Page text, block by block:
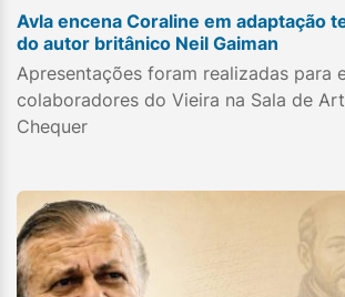
Avla encena Coraline em adaptação
do autor britânico Neil Gaiman
Apresentações foram realizadas para
colaboradores do Vieira na Sala de
Chequer